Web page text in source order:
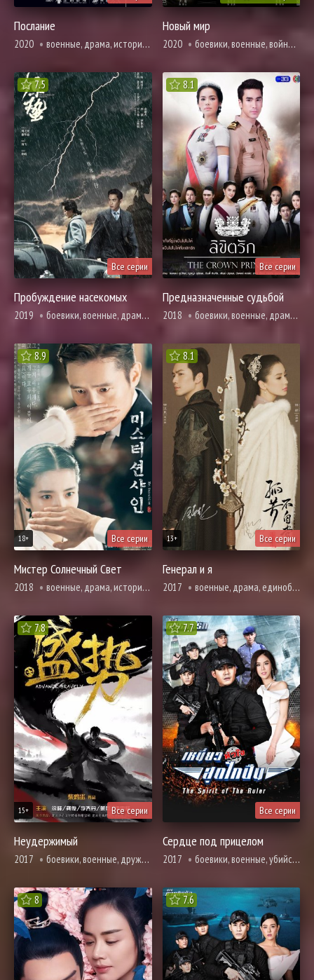
Послание
2020 военные, драма, история, адаптация новел, психология, триллер
Новый мир
2020 боевики, военные, война, драма, история, романтика
7.5
Все серии
Пробуждение насекомых
2019 боевики, военные, драма, история, мелодрама, адаптация новел, романтика, триллер
8.1
Все серии
Предназначенные судьбой
2018 боевики, военные, драма, мелодрама, романтика
8.9
Все серии
18+
Мистер Солнечный Свет
2018 военные, драма, история, мелодрама, броманс, романтика
8.1
Все серии
13+
Генерал и я
2017 военные, драма, единоборства, история, мелодрама, адаптация новел, романтика, фэнтези
7.8
Все серии
15+
Неудержимый
2017 боевики, военные, дружба, драма, комедия, мелодрама, броманс, адаптация новел
7.7
Все серии
Сердце под прицелом
2017 боевики, военные, убийство, криминал, борьба за власть, романтика, смерть
8 7.6